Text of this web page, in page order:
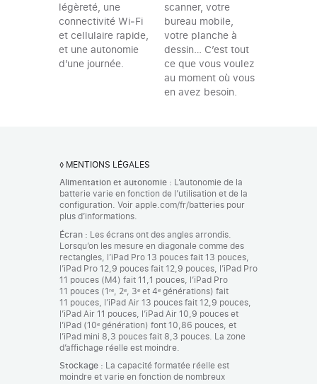
légèreté, une
connectivité Wi‑Fi
et cellulaire rapide,
et une autonomie
d’une journée.
scanner, votre
bureau mobile,
votre planche à
dessin… C’est tout
ce que vous voulez
au moment où vous
en avez besoin.
◊ MENTIONS LÉGALES
Alimentation et autonomie : L’autonomie de la
batterie varie en fonction de l’utilisation et de la
configuration. Voir apple.com/fr/batteries pour
plus d’informations.
Écran : Les écrans ont des angles arrondis.
Lorsqu’on les mesure en diagonale comme des
rectangles, l’iPad Pro 13 pouces fait 13 pouces,
l’iPad Pro 12,9 pouces fait 12,9 pouces, l’iPad Pro
11 pouces (M4) fait 11,1 pouces, l’iPad Pro
11 pouces (1ʳᵉ, 2ᵉ, 3ᵉ et 4ᵉ générations) fait
11 pouces, l’iPad Air 13 pouces fait 12,9 pouces,
l’iPad Air 11 pouces, l’iPad Air 10,9 pouces et
l’iPad (10ᵉ génération) font 10,86 pouces, et
l’iPad mini 8,3 pouces fait 8,3 pouces. La zone
d’affichage réelle est moindre.
Stockage : La capacité formatée réelle est
moindre et varie en fonction de nombreux